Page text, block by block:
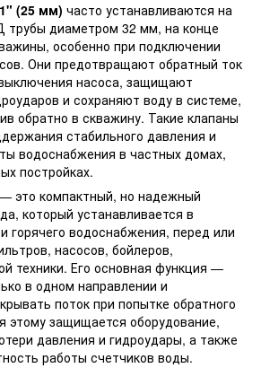
(25 мм) часто устанавливаются на
трубы диаметром 32 мм, на конце
особенно при подключении
Они предотвращают обратный ток
насоса, защищают
и сохраняют воду в системе,
обратно в скважину. Такие клапаны
стабильного давления и
водоснабжения в частных домах,
постройках.
это компактный, но надежный
который устанавливается в
горячего водоснабжения, перед или
насосов, бойлеров,
техники. Его основная функция —
в одном направлении и
поток при попытке обратного
этому защищается оборудование,
давления и гидроудары, а также
работы счетчиков воды.